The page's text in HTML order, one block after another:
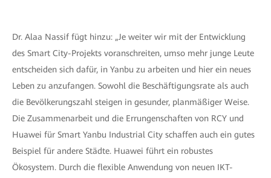
Dr. Alaa Nassif fügt hinzu: „Je weiter wir mit der Entwicklung
des Smart City-Projekts voranschreiten, umso mehr junge Leute
entscheiden sich dafür, in Yanbu zu arbeiten und hier ein neues
Leben zu anzufangen. Sowohl die Beschäftigungsrate als auch
die Bevölkerungszahl steigen in gesunder, planmäßiger Weise.
Die Zusammenarbeit und die Errungenschaften von RCY und
Huawei für Smart Yanbu Industrial City schaffen auch ein gutes
Beispiel für andere Städte. Huawei führt ein robustes
Ökosystem. Durch die flexible Anwendung von neuen IKT-